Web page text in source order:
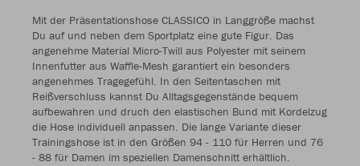
Mit der Präsentationshose CLASSICO in Langgröße machst
Du auf und neben dem Sportplatz eine gute Figur. Das
angenehme Material Micro-Twill aus Polyester mit seinem
Innenfutter aus Waffle-Mesh garantiert ein besonders
angenehmes Tragegefühl. In den Seitentaschen mit
Reißverschluss kannst Du Alltagsgegenstände bequem
aufbewahren und druch den elastischen Bund mit Kordelzug
die Hose individuell anpassen. Die lange Variante dieser
Trainingshose ist in den Größen 94 - 110 für Herren und 76
- 88 für Damen im speziellen Damenschnitt erhältlich.